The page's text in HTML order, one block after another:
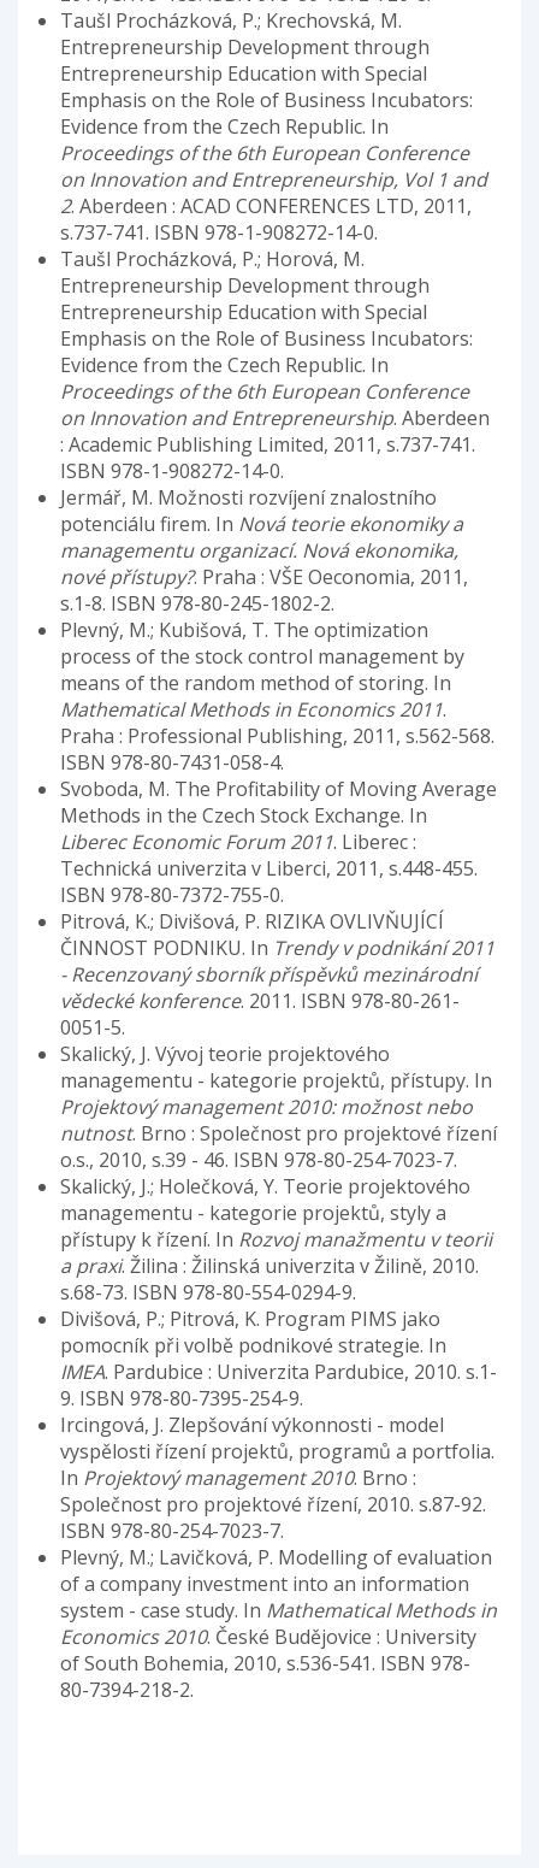
Taušl Procházková, P.; Krechovská, M.
Entrepreneurship Development through
Entrepreneurship Education with Special
Emphasis on the Role of Business Incubators:
Evidence from the Czech Republic. In
Proceedings of the 6th European Conference
on Innovation and Entrepreneurship, Vol 1 and
2. Aberdeen : ACAD CONFERENCES LTD, 2011,
s.737-741. ISBN 978-1-908272-14-0.
Taušl Procházková, P.; Horová, M.
Entrepreneurship Development through
Entrepreneurship Education with Special
Emphasis on the Role of Business Incubators:
Evidence from the Czech Republic. In
Proceedings of the 6th European Conference
on Innovation and Entrepreneurship. Aberdeen
: Academic Publishing Limited, 2011, s.737-741.
ISBN 978-1-908272-14-0.
Jermář, M. Možnosti rozvíjení znalostního
potenciálu firem. In Nová teorie ekonomiky a
managementu organizací. Nová ekonomika,
nové přístupy?. Praha : VŠE Oeconomia, 2011,
s.1-8. ISBN 978-80-245-1802-2.
Plevný, M.; Kubišová, T. The optimization
process of the stock control management by
means of the random method of storing. In
Mathematical Methods in Economics 2011.
Praha : Professional Publishing, 2011, s.562-568.
ISBN 978-80-7431-058-4.
Svoboda, M. The Profitability of Moving Average
Methods in the Czech Stock Exchange. In
Liberec Economic Forum 2011. Liberec :
Technická univerzita v Liberci, 2011, s.448-455.
ISBN 978-80-7372-755-0.
Pitrová, K.; Divišová, P. RIZIKA OVLIVŇUJÍCÍ
ČINNOST PODNIKU. In Trendy v podnikání 2011
- Recenzovaný sborník příspěvků mezinárodní
vědecké konference. 2011. ISBN 978-80-261-
0051-5.
Skalický, J. Vývoj teorie projektového
managementu - kategorie projektů, přístupy. In
Projektový management 2010: možnost nebo
nutnost. Brno : Společnost pro projektové řízení
o.s., 2010, s.39 - 46. ISBN 978-80-254-7023-7.
Skalický, J.; Holečková, Y. Teorie projektového
managementu - kategorie projektů, styly a
přístupy k řízení. In Rozvoj manažmentu v teorii
a praxi. Žilina : Žilinská univerzita v Žilině, 2010.
s.68-73. ISBN 978-80-554-0294-9.
Divišová, P.; Pitrová, K. Program PIMS jako
pomocník při volbě podnikové strategie. In
IMEA. Pardubice : Univerzita Pardubice, 2010. s.1-
9. ISBN 978-80-7395-254-9.
Ircingová, J. Zlepšování výkonnosti - model
vyspělosti řízení projektů, programů a portfolia.
In Projektový management 2010. Brno :
Společnost pro projektové řízení, 2010. s.87-92.
ISBN 978-80-254-7023-7.
Plevný, M.; Lavičková, P. Modelling of evaluation
of a company investment into an information
system - case study. In Mathematical Methods in
Economics 2010. České Budějovice : University
of South Bohemia, 2010, s.536-541. ISBN 978-
80-7394-218-2.